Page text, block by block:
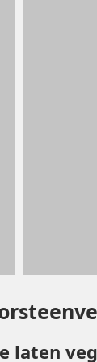
laten